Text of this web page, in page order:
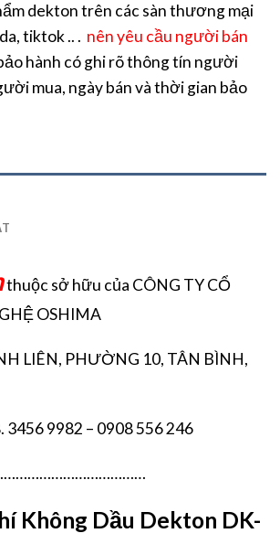
dekton trên các sàn thương mại
tiktok .. . nên yêu cầu người bán
hành có ghi rõ thông tín người
mua, ngày bán và thời gian bảo
thuộc sở hữu của CÔNG TY CỔ
OSHIMA
LIÊN, PHƯỜNG 10, TÂN BÌNH,
3456 9982 – 0908 556 246
Không Dầu Dekton DK-